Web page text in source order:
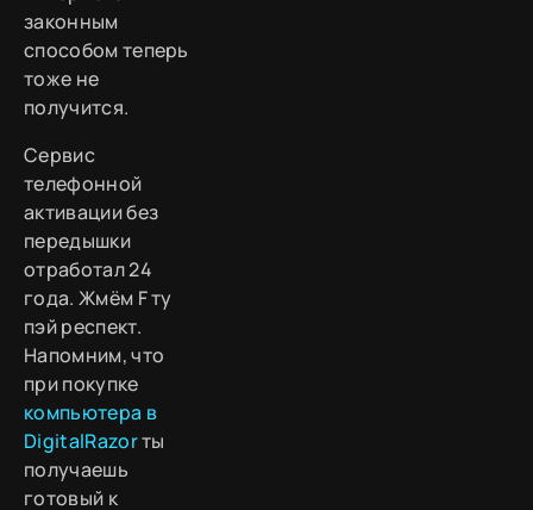
законным
способом теперь
тоже не
получится.
Сервис
телефонной
активации без
передышки
отработал 24
года. Жмём F ту
пэй респект.
Напомним, что
при покупке
компьютера в
DigitalRazorты
получаешь
готовый к